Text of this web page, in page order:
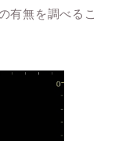
有無を調べるこ